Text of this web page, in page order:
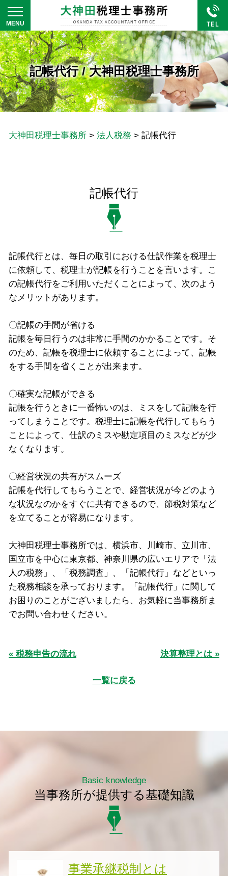
記帳代行 / 大神田税理士事務所
大神田税理士事務所 > 法人税務 > 記帳代行
記帳代行
記帳代行とは、毎日の取引における仕訳作業を税理士
に依頼して、税理士が記帳を行うことを言います。こ
の記帳代行をご利用いただくことによって、次のよう
なメリットがあります。
〇記帳の手間が省ける
記帳を毎日行うのは非常に手間のかかることです。そ
のため、記帳を税理士に依頼することによって、記帳
をする手間を省くことが出来ます。
〇確実な記帳ができる
記帳を行うときに一番怖いのは、ミスをして記帳を行
ってしまうことです。税理士に記帳を代行してもらう
ことによって、仕訳のミスや勘定項目のミスなどが少
なくなります。
〇経営状況の共有がスムーズ
記帳を代行してもらうことで、経営状況が今どのよう
な状況なのかをすぐに共有できるので、節税対策など
を立てることが容易になります。
大神田税理士事務所では、横浜市、川崎市、立川市、
国立市を中心に東京都、神奈川県の広いエリアで「法
人の税務」、「税務調査」、「記帳代行」などといっ
た税務相談を承っております。「記帳代行」に関して
お困りのことがございましたら、お気軽に当事務所ま
でお問い合わせください。
« 税務申告の流れ 決算整理とは »
一覧に戻る
Basic knowledge
当事務所が提供する基礎知識
事業承継税制とは